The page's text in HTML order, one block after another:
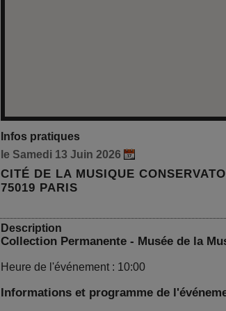
Infos pratiques
le Samedi 13 Juin 2026
CITÉ DE LA MUSIQUE
75019 PARIS
Description
Collection Permanente - Musée de la
Heure de l'événement : 10:00
Informations et programme de